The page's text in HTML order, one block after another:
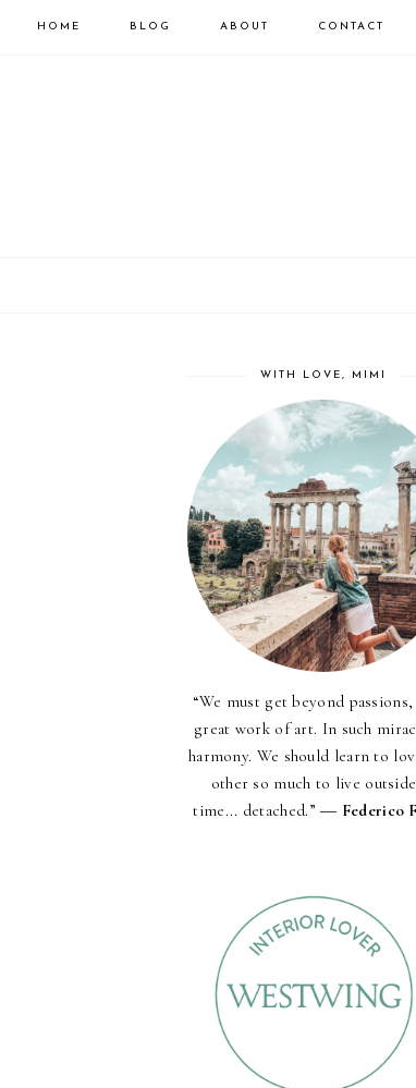
HOME BLOG ABOUT CONTACT
WITH LOVE, MIMI
“We must get beyond
great work of art. In such
harmony. We should learn to
other so much to live
time... detached.” ― Federico